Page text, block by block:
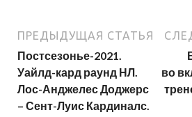
ПРЕДЫДУЩАЯ СТАТЬЯ
Постсезонье-2021.
Уайлд-кард раунд НЛ.
Лос-Анджелес Доджерс
– Сент-Луис Кардиналс.
во